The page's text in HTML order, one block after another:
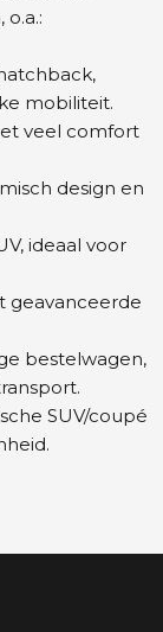
mobiliteit.
veel comfort
design en
ideaal voor
geavanceerde
bestelwagen,
SUV/coupé